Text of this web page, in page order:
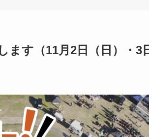
ます（11月2日（日）・3